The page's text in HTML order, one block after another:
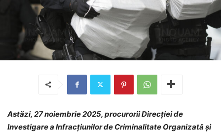
Astăzi, 27 noiembrie 2025, procurorii Direcției de
Investigare a Infracțiunilor de Criminalitate Organizată și